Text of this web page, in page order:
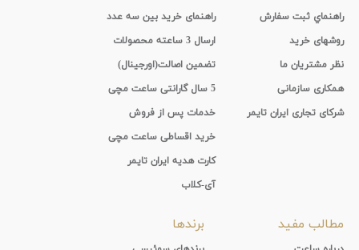
راهنماي ثبت سفارش
روشهای خرید
نظر مشتریان ما
همکاری سازمانی
شرکای تجاری ایران تایمر
راهنمای خرید بین سه عدد
ارسال 3 ساعته محصولات
تضمین اصالت(اورجینال)
5 سال گارانتی ساعت مچی
خدمات پس از فروش
خرید اقساطی ساعت مچی
کارت هدیه ایران تایمر
آی-کلاب
مطالب مفید برندها